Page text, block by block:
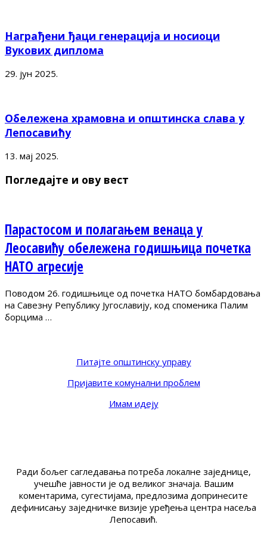
Награђени ђаци генерација и носиоци
Вукових диплома
29. јун 2025.
Обележена храмовна и општинска слава у
Лепосавићу
13. мај 2025.
Погледајте и ову вест
Парастосом и полагањем венаца у
Леосавићу обележена годишњица почетка
НАТО агресије
Поводом 26. годишњице од почетка НАТО бомбардовања
на Савезну Републику Југославију, код споменика Палим
борцима …
Питајте општинску управу
Пријавите комунални проблем
Имам идеју
Ради бољег сагледавања потреба локалне заједнице,
учешће јавности је од великог значаја. Вашим
коментарима, сугестијама, предлозима допринесите
дефинисању заједничке визије уређења центра насеља
Лепосавић.